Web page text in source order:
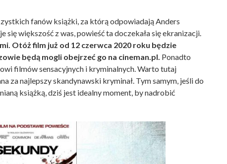
fanów książki, za którą odpowiadają Anders
większość z was, powieść ta doczekała się ekranizacji.
Otóż film już od 12 czerwca 2020 roku będzie
będą mogli obejrzeć go na cineman.pl. Ponadto
filmów sensacyjnych i kryminalnych. Warto tutaj
za najlepszy skandynawski kryminał. Tym samym, jeśli do
książką, dziś jest idealny moment, by nadrobić